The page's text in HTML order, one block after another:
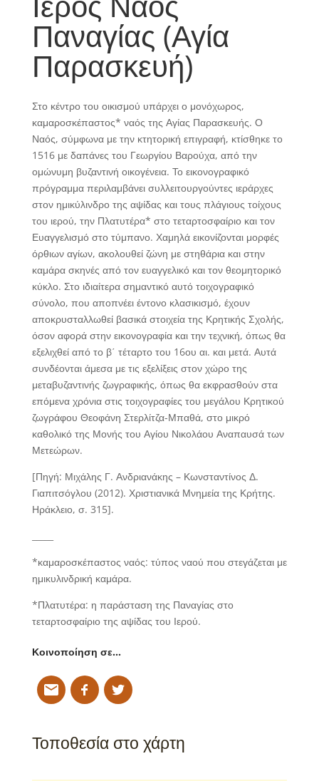
Παναγίας (Αγία
Παρασκευή)
Στο κέντρο του οικισμού υπάρχει ο μονόχωρος,
καμαροσκέπαστος* ναός της Αγίας Παρασκευής. Ο
Ναός, σύμφωνα με την κτητορική επιγραφή, κτίσθηκε το
1516 με δαπάνες του Γεωργίου Βαρούχα, από την
ομώνυμη βυζαντινή οικογένεια. Το εικονογραφικό
πρόγραμμα περιλαμβάνει συλλειτουργούντες ιεράρχες
στον ημικύλινδρο της αψίδας και τους πλάγιους τοίχους
του ιερού, την Πλατυτέρα* στο τεταρτοσφαίριο και τον
Ευαγγελισμό στο τύμπανο. Χαμηλά εικονίζονται μορφές
όρθιων αγίων, ακολουθεί ζώνη με στηθάρια και στην
καμάρα σκηνές από τον ευαγγελικό και τον θεομητορικό
κύκλο. Στο ιδιαίτερα σημαντικό αυτό τοιχογραφικό
σύνολο, που αποπνέει έντονο κλασικισμό, έχουν
αποκρυσταλλωθεί βασικά στοιχεία της Κρητικής Σχολής,
όσον αφορά στην εικονογραφία και την τεχνική, όπως θα
εξελιχθεί από το β΄ τέταρτο του 16ου αι. και μετά. Αυτά
συνδέονται άμεσα με τις εξελίξεις στον χώρο της
μεταβυζαντινής ζωγραφικής, όπως θα εκφρασθούν στα
επόμενα χρόνια στις τοιχογραφίες του μεγάλου Κρητικού
ζωγράφου Θεοφάνη Στερλίτζα-Μπαθά, στο μικρό
καθολικό της Μονής του Αγίου Νικολάου Αναπαυσά των
Μετεώρων.
[Πηγή: Μιχάλης Γ. Ανδριανάκης – Κωνσταντίνος Δ.
Γιαπιτσόγλου (2012). Χριστιανικά Μνημεία της Κρήτης.
Ηράκλειο, σ. 315].
*καμαροσκέπαστος ναός: τύπος ναού που στεγάζεται με
ημικυλινδρική καμάρα.
*Πλατυτέρα: η παράσταση της Παναγίας στο
τεταρτοσφαίριο της αψίδας του Ιερού.
Κοινοποίηση σε…
Τοποθεσία στο χάρτη